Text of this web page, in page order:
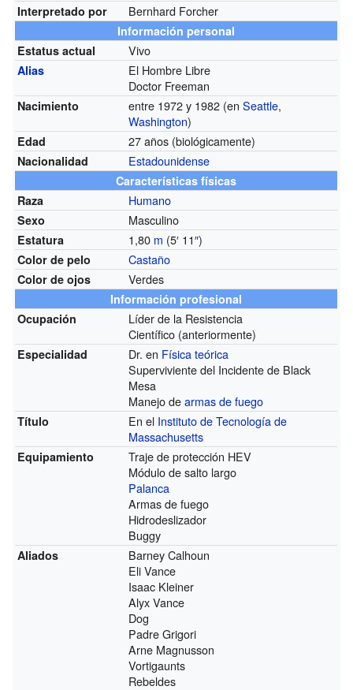
Interpretado por Bernhard Forcher
Información personal
Estatus actual
Vivo
Alias
El Hombre Libre
Doctor Freeman
Nacimiento entre 1972 y 1982 (enSeattle,
Washington)
Edad 27 años (biológicamente)
Nacionalidad Estadounidense
Características físicas
Raza
Humano
Sexo Masculino
Estatura 1,80 m (5′ 11″)
Color de pelo Castaño
Color de ojos Verdes
Información profesional
Ocupación
Líder de la Resistencia
Científico (anteriormente)
Especialidad Dr. en Física teórica
Superviviente del Incidente de Black
Mesa
Manejo dearmas de fuego
Título En el Instituto de Tecnología de
Massachusetts
Equipamiento
Traje de protección HEV
Módulo de salto largo
Palanca
Armas de fuego
Hidrodeslizador
Buggy
Aliados
Barney Calhoun
Eli Vance
Isaac Kleiner
Alyx Vance
Dog
Padre Grigori
Arne Magnusson
Vortigaunts
Rebeldes